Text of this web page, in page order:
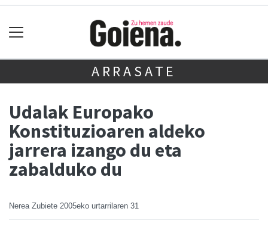
ARRASATE
Udalak Europako
Konstituzioaren aldeko
jarrera izango du eta
zabalduko du
Nerea Zubiete 2005eko urtarrilaren 31